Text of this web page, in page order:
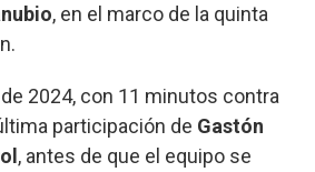
, en el marco de la quinta
2024, con 11 minutos contra
participación de Gastón
, antes de que el equipo se